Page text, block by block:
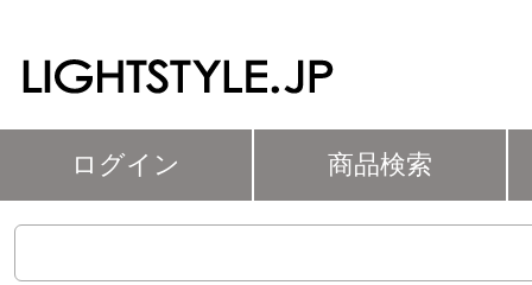
ログイン 商品検索